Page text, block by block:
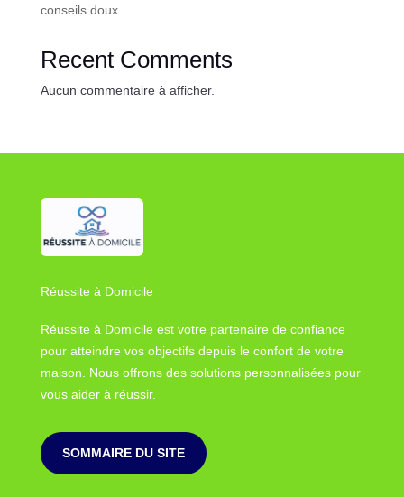
conseils doux
Recent Comments
Aucun commentaire à afficher.
Réussite à Domicile
Réussite à Domicile est votre partenaire de confiance
pour atteindre vos objectifs depuis le confort de votre
maison. Nous offrons des solutions personnalisées pour
vous aider à réussir.
SOMMAIRE DU SITE